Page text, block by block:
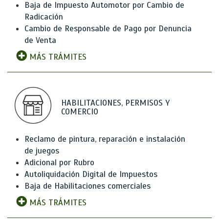
Baja de Impuesto Automotor por Cambio de
Radicación
Cambio de Responsable de Pago por Denuncia
de Venta
MÁS TRÁMITES
HABILITACIONES, PERMISOS Y
COMERCIO
Reclamo de pintura, reparación e instalación
de juegos
Adicional por Rubro
Autoliquidación Digital de Impuestos
Baja de Habilitaciones comerciales
MÁS TRÁMITES